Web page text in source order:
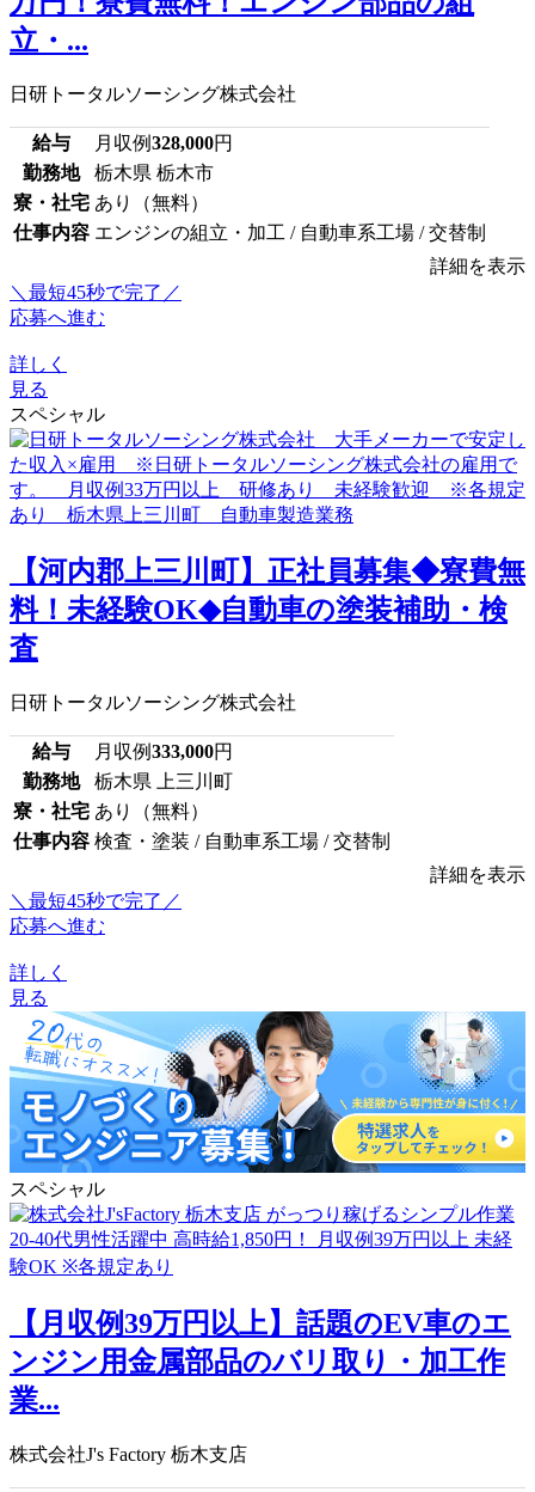
立・...
日研トータルソーシング株式会社
給与 月収例328,000円
勤務地
栃木県 栃木市
寮・社宅 あり（無料）
仕事内容 エンジンの組立・加工 / 自動車系工場 / 交替制
詳細を表示
＼最短45秒で完了／
応募へ進む
詳しく
見る
スペシャル
【河内郡上三川町】正社員募集◆寮費無
料！未経験OK◆自動車の塗装補助・検
査
日研トータルソーシング株式会社
給与 月収例333,000円
勤務地
栃木県 上三川町
寮・社宅 あり（無料）
仕事内容 検査・塗装 / 自動車系工場 / 交替制
詳細を表示
＼最短45秒で完了／
応募へ進む
詳しく
見る
スペシャル
【月収例39万円以上】話題のEV車のエ
ンジン用金属部品のバリ取り・加工作
業...
株式会社J's Factory 栃木支店